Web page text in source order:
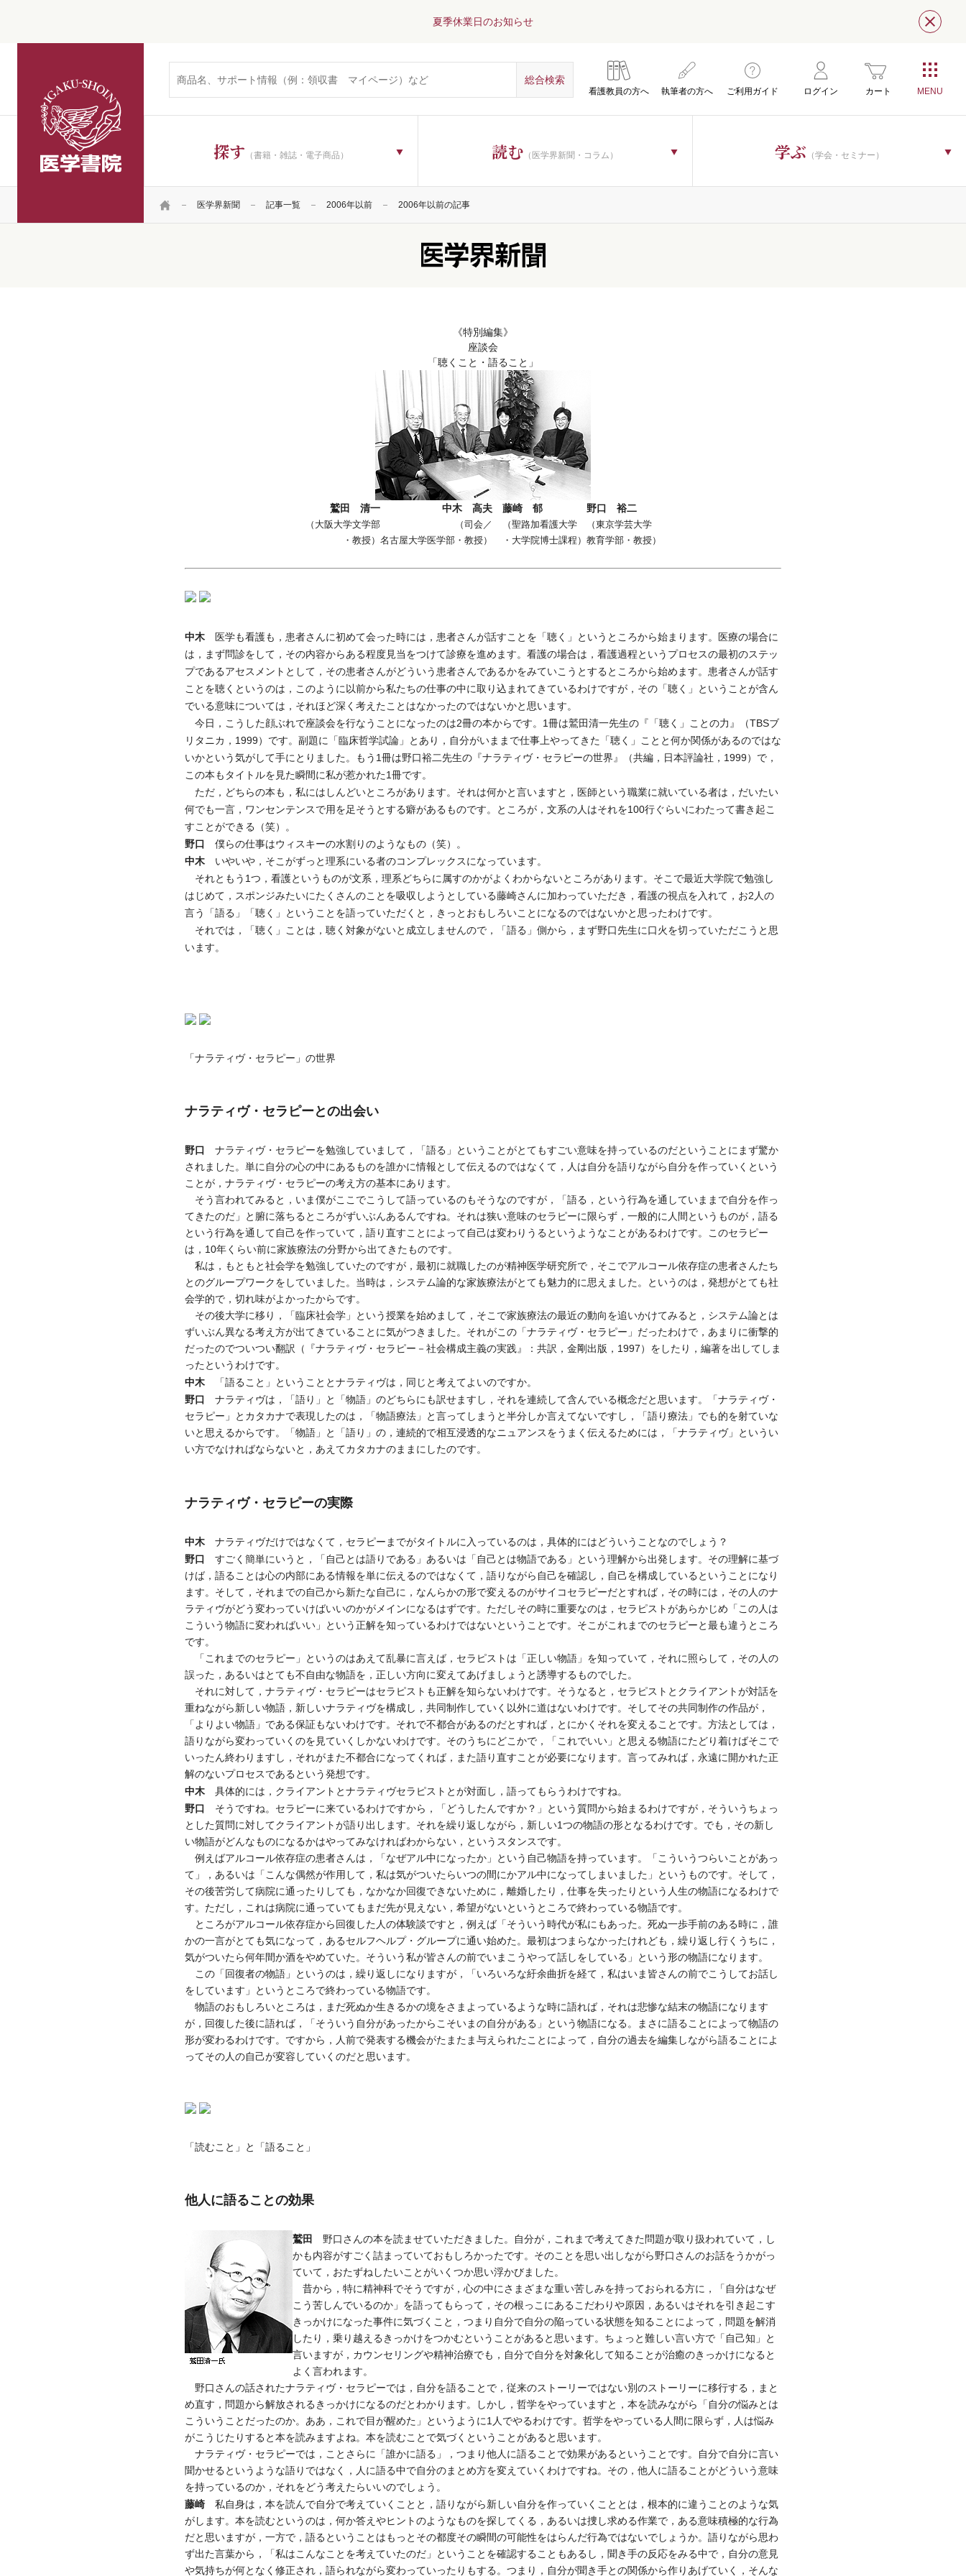
夏季休業日のお知らせ 閉じ
看護教員の方へ 執筆者の方へ ご利用ガイド ログイン カート
探す （書籍・雑誌・電子商品） 読む （医学界新聞・コラム） 学ぶ （学会・セミナー）
HOME 医学界新聞 記事一覧 2006年以前 2006年以前の記事
《特別編集》
座談会
「聴くこと・語ること」
鷲田 清一
（大阪大学文学部
・教授）
中木 高夫
（司会／
名古屋大学医学部・教授）
藤崎 郁
（聖路加看護大学
・大学院博士課程）
野口 裕二
（東京学芸大学
教育学部・教授）
中木 医学も看護も，患者さんに初めて会った時には，患者さんが話すことを「聴く」というところから始まります。医療の場合に
は，まず問診をして，その内容からある程度見当をつけて診療を進めます。看護の場合は，看護過程というプロセスの最初のステッ
プであるアセスメントとして，その患者さんがどういう患者さんであるかをみていこうとするところから始めます。患者さんが話す
ことを聴くというのは，このように以前から私たちの仕事の中に取り込まれてきているわけですが，その「聴く」ということが含ん
でいる意味については，それほど深く考えたことはなかったのではないかと思います。
今日，こうした顔ぶれで座談会を行なうことになったのは2冊の本からです。1冊は鷲田清一先生の『「聴く」ことの力』（TBSブ
リタニカ，1999）です。副題に「臨床哲学試論」とあり，自分がいままで仕事上やってきた「聴く」ことと何か関係があるのではな
いかという気がして手にとりました。もう1冊は野口裕二先生の『ナラティヴ・セラピーの世界』（共編，日本評論社，1999）で，
この本もタイトルを見た瞬間に私が惹かれた1冊です。
ただ，どちらの本も，私にはしんどいところがあります。それは何かと言いますと，医師という職業に就いている者は，だいたい
何でも一言，ワンセンテンスで用を足そうとする癖があるものです。ところが，文系の人はそれを100行ぐらいにわたって書き起こ
すことができる（笑）。
野口 僕らの仕事はウィスキーの水割りのようなもの（笑）。
中木 いやいや，そこがずっと理系にいる者のコンプレックスになっています。
それともう1つ，看護というものが文系，理系どちらに属すのかがよくわからないところがあります。そこで最近大学院で勉強し
はじめて，スポンジみたいにたくさんのことを吸収しようとしている藤崎さんに加わっていただき，看護の視点を入れて，お2人の
言う「語る」「聴く」ということを語っていただくと，きっとおもしろいことになるのではないかと思ったわけです。
それでは，「聴く」ことは，聴く対象がないと成立しませんので，「語る」側から，まず野口先生に口火を切っていただこうと思
います。
「ナラティヴ・セラピー」の世界
ナラティヴ・セラピーとの出会い
野口 ナラティヴ・セラピーを勉強していまして，「語る」ということがとてもすごい意味を持っているのだということにまず驚か
されました。単に自分の心の中にあるものを誰かに情報として伝えるのではなくて，人は自分を語りながら自分を作っていくという
ことが，ナラティヴ・セラピーの考え方の基本にあります。
そう言われてみると，いま僕がここでこうして語っているのもそうなのですが，「語る，という行為を通していままで自分を作っ
てきたのだ」と腑に落ちるところがずいぶんあるんですね。それは狭い意味のセラピーに限らず，一般的に人間というものが，語る
という行為を通して自己を作っていて，語り直すことによって自己は変わりうるというようなことがあるわけです。このセラピー
は，10年くらい前に家族療法の分野から出てきたものです。
私は，もともと社会学を勉強していたのですが，最初に就職したのが精神医学研究所で，そこでアルコール依存症の患者さんたち
とのグループワークをしていました。当時は，システム論的な家族療法がとても魅力的に思えました。というのは，発想がとても社
会学的で，切れ味がよかったからです。
その後大学に移り，「臨床社会学」という授業を始めまして，そこで家族療法の最近の動向を追いかけてみると，システム論とは
ずいぶん異なる考え方が出てきていることに気がつきました。それがこの「ナラティヴ・セラピー」だったわけで，あまりに衝撃的
だったのでついつい翻訳（『ナラティヴ・セラピー－社会構成主義の実践』：共訳，金剛出版，1997）をしたり，編著を出してしま
ったというわけです。
中木 「語ること」ということとナラティヴは，同じと考えてよいのですか。
野口 ナラティヴは，「語り」と「物語」のどちらにも訳せますし，それを連続して含んでいる概念だと思います。「ナラティヴ・
セラピー」とカタカナで表現したのは，「物語療法」と言ってしまうと半分しか言えてないですし，「語り療法」でも的を射ていな
いと思えるからです。「物語」と「語り」の，連続的で相互浸透的なニュアンスをうまく伝えるためには，「ナラティヴ」というい
い方でなければならないと，あえてカタカナのままにしたのです。
ナラティヴ・セラピーの実際
中木 ナラティヴだけではなくて，セラピーまでがタイトルに入っているのは，具体的にはどういうことなのでしょう？
野口 すごく簡単にいうと，「自己とは語りである」あるいは「自己とは物語である」という理解から出発します。その理解に基づ
けば，語ることは心の内部にある情報を単に伝えるのではなくて，語りながら自己を確認し，自己を構成しているということになり
ます。そして，それまでの自己から新たな自己に，なんらかの形で変えるのがサイコセラピーだとすれば，その時には，その人のナ
ラティヴがどう変わっていけばいいのかがメインになるはずです。ただしその時に重要なのは，セラピストがあらかじめ「この人は
こういう物語に変わればいい」という正解を知っているわけではないということです。そこがこれまでのセラピーと最も違うところ
です。
「これまでのセラピー」というのはあえて乱暴に言えば，セラピストは「正しい物語」を知っていて，それに照らして，その人の
誤った，あるいはとても不自由な物語を，正しい方向に変えてあげましょうと誘導するものでした。
それに対して，ナラティヴ・セラピーはセラピストも正解を知らないわけです。そうなると，セラピストとクライアントが対話を
重ねながら新しい物語，新しいナラティヴを構成し，共同制作していく以外に道はないわけです。そしてその共同制作の作品が，
「よりよい物語」である保証もないわけです。それで不都合があるのだとすれば，とにかくそれを変えることです。方法としては，
語りながら変わっていくのを見ていくしかないわけです。そのうちにどこかで，「これでいい」と思える物語にたどり着けばそこで
いったん終わりますし，それがまた不都合になってくれば，また語り直すことが必要になります。言ってみれば，永遠に開かれた正
解のないプロセスであるという発想です。
中木 具体的には，クライアントとナラティヴセラピストとが対面し，語ってもらうわけですね。
野口 そうですね。セラピーに来ているわけですから，「どうしたんですか？」という質問から始まるわけですが，そういうちょっ
とした質問に対してクライアントが語り出します。それを繰り返しながら，新しい1つの物語の形となるわけです。でも，その新し
い物語がどんなものになるかはやってみなければわからない，というスタンスです。
例えばアルコール依存症の患者さんは，「なぜアル中になったか」という自己物語を持っています。「こういうつらいことがあっ
て」，あるいは「こんな偶然が作用して，私は気がついたらいつの間にかアル中になってしまいました」というものです。そして，
その後苦労して病院に通ったりしても，なかなか回復できないために，離婚したり，仕事を失ったりという人生の物語になるわけで
す。ただし，これは病院に通っていてもまだ先が見えない，希望がないというところで終わっている物語です。
ところがアルコール依存症から回復した人の体験談ですと，例えば「そういう時代が私にもあった。死ぬ一歩手前のある時に，誰
かの一言がとても気になって，あるセルフヘルプ・グループに通い始めた。最初はつまらなかったけれども，繰り返し行くうちに，
気がついたら何年間か酒をやめていた。そういう私が皆さんの前でいまこうやって話しをしている」という形の物語になります。
この「回復者の物語」というのは，繰り返しになりますが，「いろいろな紆余曲折を経て，私はいま皆さんの前でこうしてお話し
をしています」というところで終わっている物語です。
物語のおもしろいところは，まだ死ぬか生きるかの境をさまよっているような時に語れば，それは悲惨な結末の物語になります
が，回復した後に語れば，「そういう自分があったからこそいまの自分がある」という物語になる。まさに語ることによって物語の
形が変わるわけです。ですから，人前で発表する機会がたまたま与えられたことによって，自分の過去を編集しながら語ることによ
ってその人の自己が変容していくのだと思います。
「読むこと」と「語ること」
他人に語ることの効果
鷲田 野口さんの本を読ませていただきました。自分が，これまで考えてきた問題が取り扱われていて，し
かも内容がすごく詰まっていておもしろかったです。そのことを思い出しながら野口さんのお話をうかがっ
ていて，おたずねしたいことがいくつか思い浮かびました。
昔から，特に精神科でそうですが，心の中にさまざまな重い苦しみを持っておられる方に，「自分はなぜ
こう苦しんでいるのか」を語ってもらって，その根っこにあるこだわりや原因，あるいはそれを引き起こす
きっかけになった事件に気づくこと，つまり自分で自分の陥っている状態を知ることによって，問題を解消
したり，乗り越えるきっかけをつかむということがあると思います。ちょっと難しい言い方で「自己知」と
言いますが，カウンセリングや精神治療でも，自分で自分を対象化して知ることが治癒のきっかけになると
よく言われます。
野口さんの話されたナラティヴ・セラピーでは，自分を語ることで，従来のストーリーではない別のストーリーに移行する，まと
め直す，問題から解放されるきっかけになるのだとわかります。しかし，哲学をやっていますと，本を読みながら「自分の悩みとは
こういうことだったのか。ああ，これで目が醒めた」というように1人でやるわけです。哲学をやっている人間に限らず，人は悩み
がこうじたりすると本を読みますよね。本を読むことで気づくということがあると思います。
ナラティヴ・セラピーでは，ことさらに「誰かに語る」，つまり他人に語ることで効果があるということです。自分で自分に言い
聞かせるというような語りではなく，人に語る中で自分のまとめ方を変えていくわけですね。その，他人に語ることがどういう意味
を持っているのか，それをどう考えたらいいのでしょう。
藤崎 私自身は，本を読んで自分で考えていくことと，語りながら新しい自分を作っていくこととは，根本的に違うことのような気
がします。本を読むというのは，何か答えやヒントのようなものを探してくる，あるいは捜し求める作業で，ある意味積極的な行為
だと思いますが，一方で，語るということはもっとその都度その瞬間の可能性をはらんだ行為ではないでしょうか。語りながら思わ
ず出た言葉から，「私はこんなことを考えていたのだ」ということを確認することもあるし，聞き手の反応をみる中で，自分の意見
や気持ちが何となく修正され，語られながら変わっていったりもする。つまり，自分が聞き手との関係から作りあげていく，そんな